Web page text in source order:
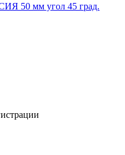
50 мм угол 45 град.